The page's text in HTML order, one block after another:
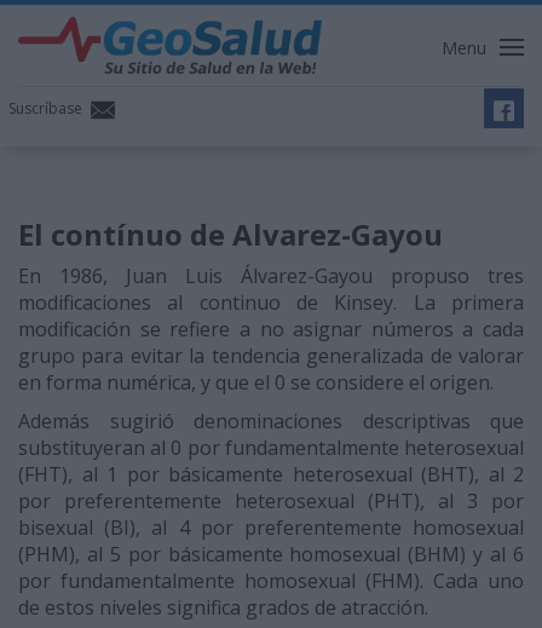
Menu
Suscríbase
El contínuo de Alvarez-Gayou
En 1986, Juan Luis Álvarez-Gayou propuso tres
modificaciones al continuo de Kinsey. La primera
modificación se refiere a no asignar números a cada
grupo para evitar la tendencia gene­ralizada de valorar
en forma numérica, y que el 0 se considere el origen.
Además sugirió denomina­ciones descriptivas que
substituyeran al 0 por fundamentalmente heterosexual
(FHT), al 1 por bási­camente heterosexual (BHT), al 2
por preferentemente heterosexual (PHT), al 3 por
bisexual (BI), al 4 por preferentemente homosexual
(PHM), al 5 por básicamente homosexual (BHM) y al 6
por funda­mentalmente homosexual (FHM). Cada uno
de estos niveles significa grados de atracción.